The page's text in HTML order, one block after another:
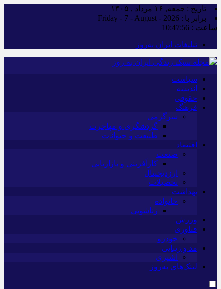
تاریخ : جمعه, ۱۶ مرداد , ۱۴۰۵
برابر با : Friday - 7 - August - 2026
ساعت : 10:47:57
تبلیغات ایران به‌روز
سیاست
اندیشه
حقوقی
فرهنگ
سرگرمی
گردشگری و مهاجرت
طبیعت و حیوانات
اقتصاد
صنعت
کارآفرینی و بازاریابی
ارزدیجیتال
تحصیلات
بهداشت
خانواده
زناشویی
ورزش
فناوری
خودرو
مد و زیبایی
آشپزی
لینک‌های به‌روز